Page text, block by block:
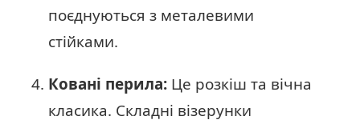
поєднуються з металевими
стійками.
Ковані перила: Це розкіш та вічна
класика. Складні візерунки